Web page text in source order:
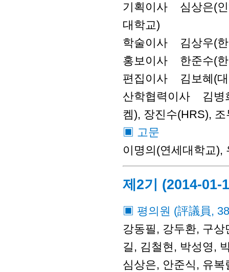
기획이사 심상은(인
대학교)
학술이사 김상우(한
홍보이사 한준수(한
편집이사 김보혜(대
산학협력이사 김병
켐), 장진수(HRS),
▣ 고문
이명의(연세대학교),
제2기 (2014-01-
▣ 평의원 (評議員,
강동필, 강두환, 구
길, 김철현, 박성영,
심상은, 안준식, 유